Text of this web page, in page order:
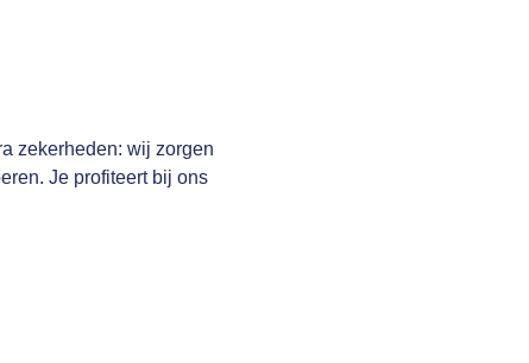
zekerheden: wij zorgen
Je profiteert bij ons